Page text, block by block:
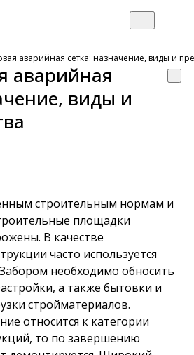
аварийная сетка: назначение, виды и
аварийная
виды и
строительным нормам и
площадки
В качестве
часто используется
Забором необходимо обносить
а также бытовки и
стройматериалов.
относится к категории
то по завершению